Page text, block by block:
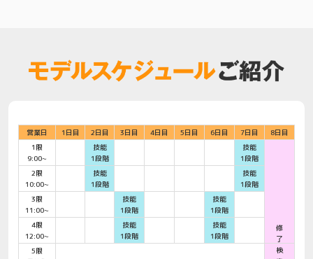
営業日 1日目 2日目 3日目 4日目 5日目 6日目 7日目
8日目
1限
9:00~
技能
1段階
技能
1段階
修
了
検
2限
10:00~
技能
1段階
技能
1段階
3限
11:00~
技能
1段階
技能
1段階
4限
12:00~
技能
1段階
技能
1段階
5限